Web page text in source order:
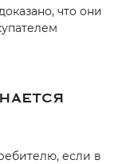
что они
если в